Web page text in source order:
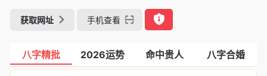
获取网址 手机查看
八字精批 2026运势 命中贵人 八字合婚